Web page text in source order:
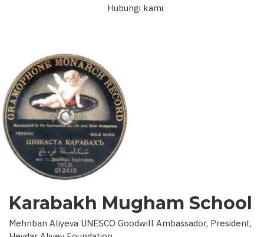
Hubungi kami
Karabakh Mugham School
Mehriban Aliyeva UNESCO Goodwill Ambassador, President,